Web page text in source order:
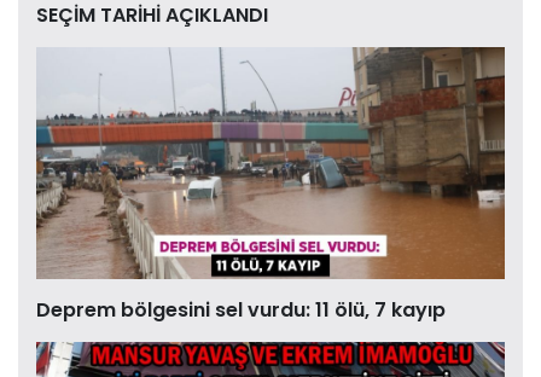
SEÇİM TARİHİ AÇIKLANDI
Deprem bölgesini sel vurdu: 11 ölü, 7 kayıp